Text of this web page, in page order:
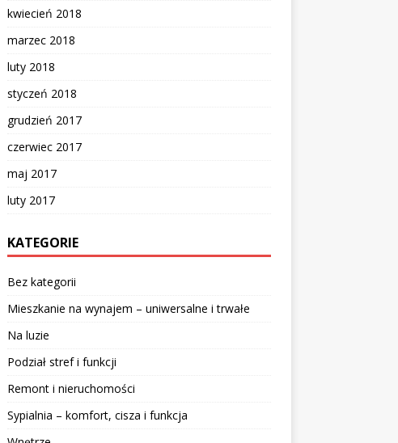
kwiecień 2018
marzec 2018
luty 2018
styczeń 2018
grudzień 2017
czerwiec 2017
maj 2017
luty 2017
KATEGORIE
Bez kategorii
Mieszkanie na wynajem – uniwersalne i trwałe
Na luzie
Podział stref i funkcji
Remont i nieruchomości
Sypialnia – komfort, cisza i funkcja